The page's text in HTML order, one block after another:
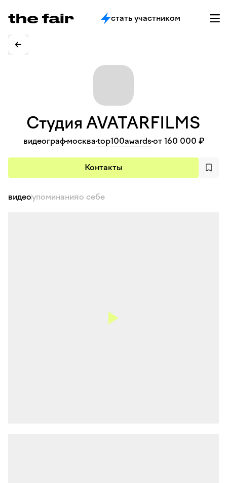
стать участником
Студия AVATARFILMS
видеографмоскваtop100awardsот 160 000 ₽
Контакты
видеоупоминанияо себе